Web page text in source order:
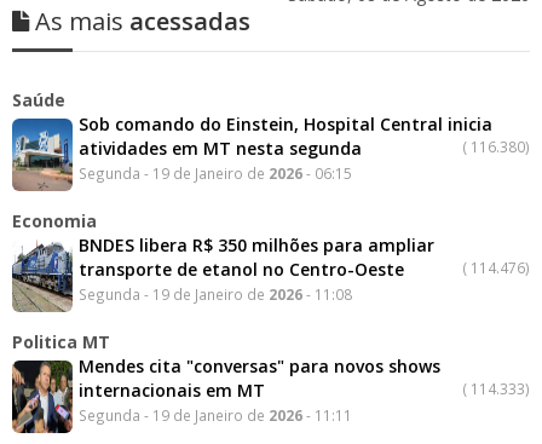
As mais acessadas
Saúde
Sob comando do Einstein, Hospital Central inicia
atividades em MT nesta segunda
( 116.380)
Segunda - 19 de Janeiro de 2026- 06:15
Economia
BNDES libera R$ 350 milhões para ampliar
transporte de etanol no Centro-Oeste
( 114.476)
Segunda - 19 de Janeiro de 2026- 11:08
Politica MT
Mendes cita "conversas" para novos shows
internacionais em MT
( 114.333)
Segunda - 19 de Janeiro de 2026- 11:11